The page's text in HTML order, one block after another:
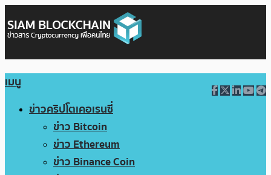
เมนู
ข่าวคริปโตเคอเรนซี่
ข่าว Bitcoin
ข่าว Ethereum
ข่าว Binance Coin